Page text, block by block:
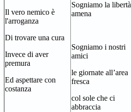
Il vero nemico è
l'arroganza
Di trovare una cura
Invece di aver
premura
Ed aspettare con
costanza
Sogniamo la libertà
amena
Sogniamo i nostri
amici
le giornate all’area
fresca
col sole che ci
abbraccia